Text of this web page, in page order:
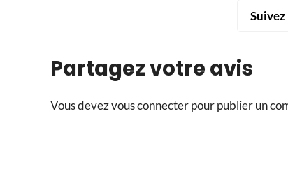
Suivez
Partagez votre avis
Vous devezvous connecterpour publier un